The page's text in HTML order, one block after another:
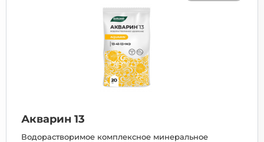
Акварин 13
Водорастворимое комплексное минеральное